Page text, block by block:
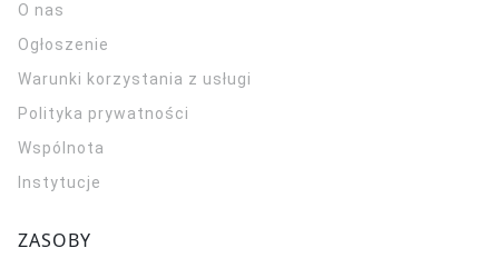
O nas
Ogłoszenie
Warunki korzystania z usługi
Polityka prywatności
Wspólnota
Instytucje
ZASOBY